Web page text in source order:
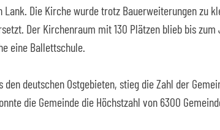
Die Kirche wurde trotz Bauerweiterungen zu
Der Kirchenraum mit 130 Plätzen blieb bis
eine Ballettschule.
deutschen Ostgebieten, stieg die Zahl der
die Gemeinde die Höchstzahl von 6300